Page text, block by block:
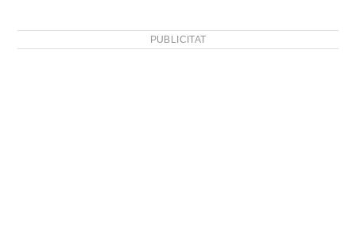
PUBLICITAT